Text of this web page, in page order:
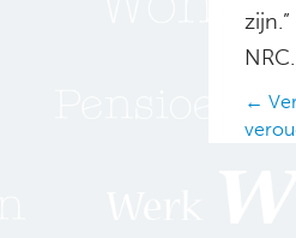
NRC.
←